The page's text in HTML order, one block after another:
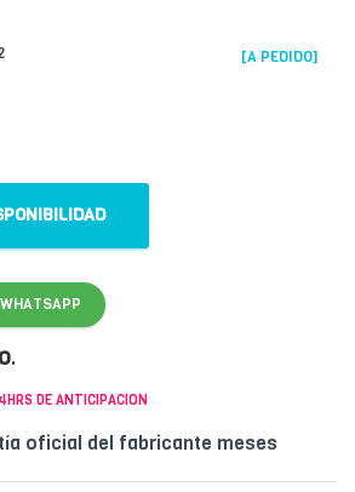
[A PEDIDO]
.
DE ANTICIPACION
oficial del fabricante meses